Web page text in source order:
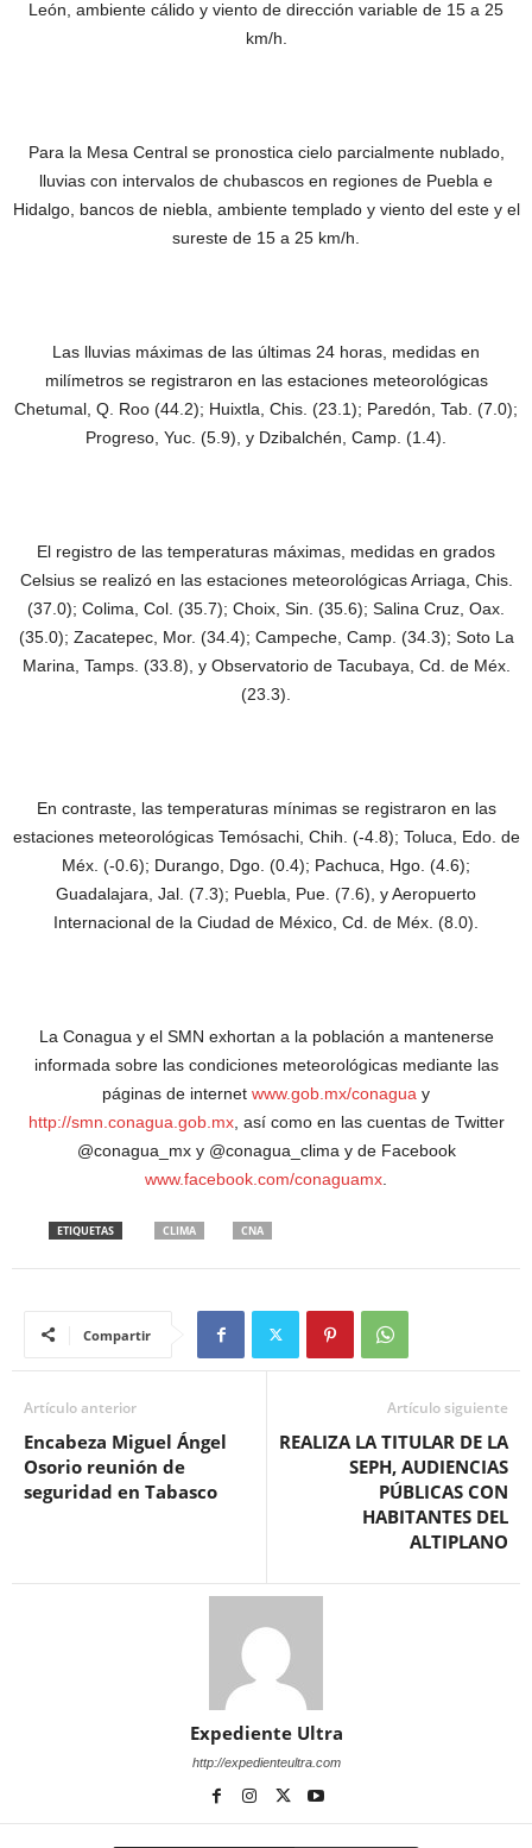
León, ambiente cálido y viento de dirección variable de 15 a 25
km/h.
Para la Mesa Central se pronostica cielo parcialmente nublado,
lluvias con intervalos de chubascos en regiones de Puebla e
Hidalgo, bancos de niebla, ambiente templado y viento del este y el
sureste de 15 a 25 km/h.
Las lluvias máximas de las últimas 24 horas, medidas en
milímetros se registraron en las estaciones meteorológicas
Chetumal, Q. Roo (44.2); Huixtla, Chis. (23.1); Paredón, Tab. (7.0);
Progreso, Yuc. (5.9), y Dzibalchén, Camp. (1.4).
El registro de las temperaturas máximas, medidas en grados
Celsius se realizó en las estaciones meteorológicas Arriaga, Chis.
(37.0); Colima, Col. (35.7); Choix, Sin. (35.6); Salina Cruz, Oax.
(35.0); Zacatepec, Mor. (34.4); Campeche, Camp. (34.3); Soto La
Marina, Tamps. (33.8), y Observatorio de Tacubaya, Cd. de Méx.
(23.3).
En contraste, las temperaturas mínimas se registraron en las
estaciones meteorológicas Temósachi, Chih. (-4.8); Toluca, Edo. de
Méx. (-0.6); Durango, Dgo. (0.4); Pachuca, Hgo. (4.6);
Guadalajara, Jal. (7.3); Puebla, Pue. (7.6), y Aeropuerto
Internacional de la Ciudad de México, Cd. de Méx. (8.0).
La Conagua y el SMN exhortan a la población a mantenerse
informada sobre las condiciones meteorológicas mediante las
páginas de internet www.gob.mx/conagua y
http://smn.conagua.gob.mx, así como en las cuentas de Twitter
@conagua_mx y @conagua_clima y de Facebook
www.facebook.com/conaguamx
ETIQUETAS CLIMA CNA
Compartir
Artículo anterior
Encabeza Miguel Ángel
Osorio reunión de
seguridad en Tabasco
Artículo siguiente
REALIZA LA TITULAR DE LA
SEPH, AUDIENCIAS
PÚBLICAS CON
HABITANTES DEL
ALTIPLANO
Expediente Ultra
http://expedienteultra.com